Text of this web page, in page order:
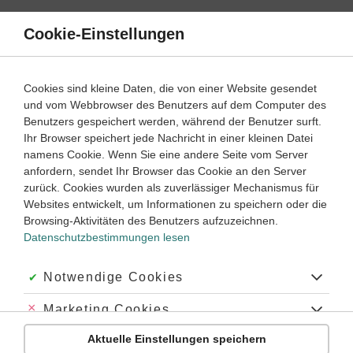
Direkt
Inhalt
Französische Grammatik lernen
Lernjahr: 1 2 3 4 5
Einführung in die französische Grammatik
Die Grundlagen der französischen Grammatik
Welche Teilbereiche gehören zur Grammatik?
DieGrammatikist für die meisten Schüler der schwerste Teil
des Sprachenlernens. Hier geht es um dieRegeln einer
Cookie-Einstellungen
Cookies sind kleine Daten, die von einer Website gesendet
und vom Webbrowser des Benutzers auf dem Computer des
Benutzers gespeichert werden, während der Benutzer surft.
Ihr Browser speichert jede Nachricht in einer kleinen Datei
namens Cookie. Wenn Sie eine andere Seite vom Server
anfordern, sendet Ihr Browser das Cookie an den Server
zurück. Cookies wurden als zuverlässiger Mechanismus für
Websites entwickelt, um Informationen zu speichern oder die
Browsing-Aktivitäten des Benutzers aufzuzeichnen.
Datenschutzbestimmungen lesen
Akzeptiert:
Notwendige Cookies
Abgelehnt:
Marketing Cookies
Abgelehnt:
Personalisierungs-Cookies
Aktuelle Einstellungen speichern